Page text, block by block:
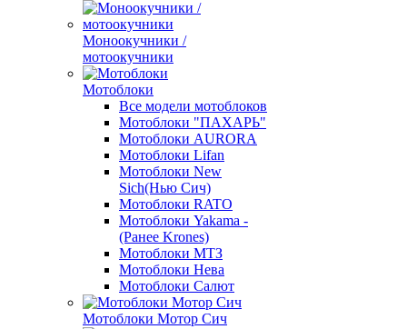
Моноокучники /
мотоокучники
Мотоблоки
Все модели мотоблоков
Мотоблоки "ПАХАРЬ"
Мотоблоки AURORA
Мотоблоки Lifan
Мотоблоки New
Sich(Нью Сич)
Мотоблоки RATO
Мотоблоки Yakama -
(Ранее Krones)
Мотоблоки МТЗ
Мотоблоки Нева
Мотоблоки Салют
Мотоблоки Мотор Сич